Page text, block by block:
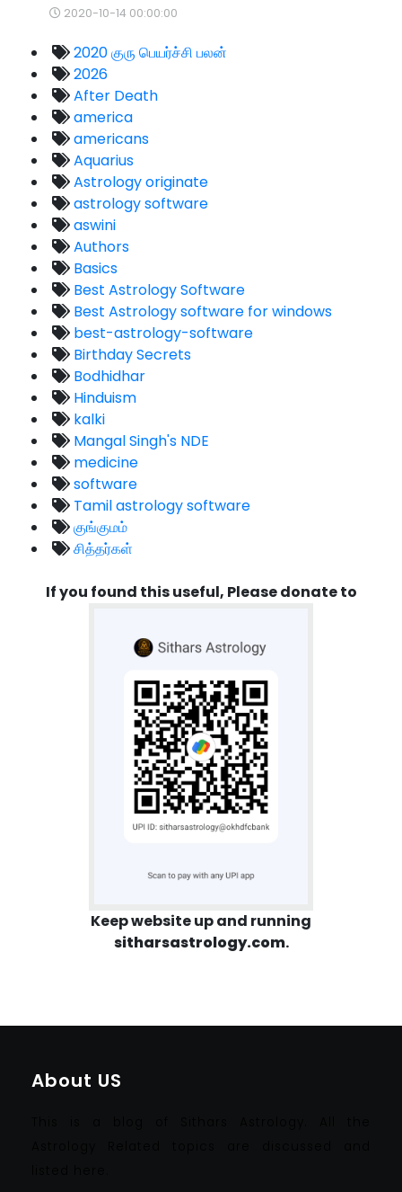
2020-10-14 00:00:00
2020 குரு பெயர்ச்சி பலன்
2026
After Death
america
americans
Aquarius
Astrology originate
astrology software
aswini
Authors
Basics
Best Astrology Software
Best Astrology software for windows
best-astrology-software
Birthday Secrets
Bodhidhar
Hinduism
kalki
Mangal Singh's NDE
medicine
software
Tamil astrology software
குங்குமம்
சித்தர்கள்
If you found this useful, Please donate to
Keep website up and running
sitharsastrology.com.
About US